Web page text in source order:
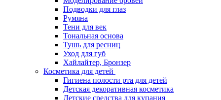
Подводки для глаз
Румяна
Тени для век
Тональная основа
Тушь для ресниц
Уход для губ
Хайлайтер, Бронзер
Косметика для детей
Гигиена полости рта для детей
Детская декоративная косметика
Детские средства для купания